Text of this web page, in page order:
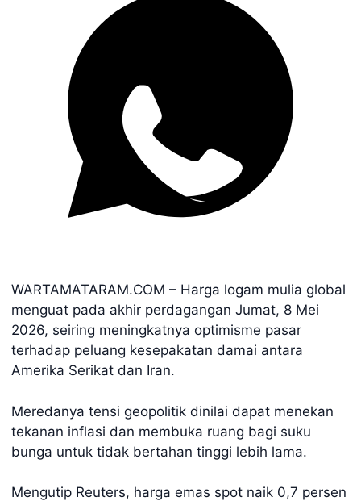
WARTAMATARAM.COM – Harga logam mulia global
menguat pada akhir perdagangan Jumat, 8 Mei
2026, seiring meningkatnya optimisme pasar
terhadap peluang kesepakatan damai antara
Amerika Serikat dan Iran.
Meredanya tensi geopolitik dinilai dapat menekan
tekanan inflasi dan membuka ruang bagi suku
bunga untuk tidak bertahan tinggi lebih lama.
Mengutip Reuters, harga emas spot naik 0,7 persen